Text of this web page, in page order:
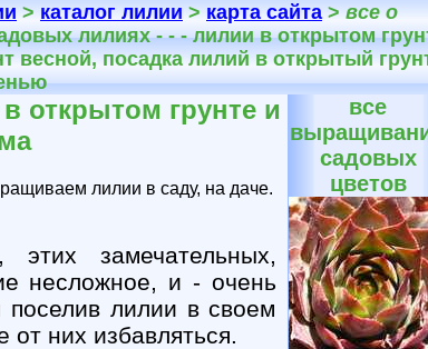
>каталог лилии>карта сайта>все о
лилиях - - - лилии в открытом
весной, посадка лилий в открытый
открытом грунте и
лилии в саду, на даче.
замечательных,
несложное, и - очень
лилии в своем
них избавляться.
все
садовых
цветов